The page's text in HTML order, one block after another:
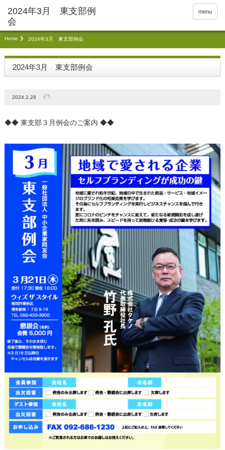
menu
Home 2024年3月 東支部例会
2024年3月 東支部例会
2024.2.28
◆◆ 東支部３月例会のご案内 ◆◆